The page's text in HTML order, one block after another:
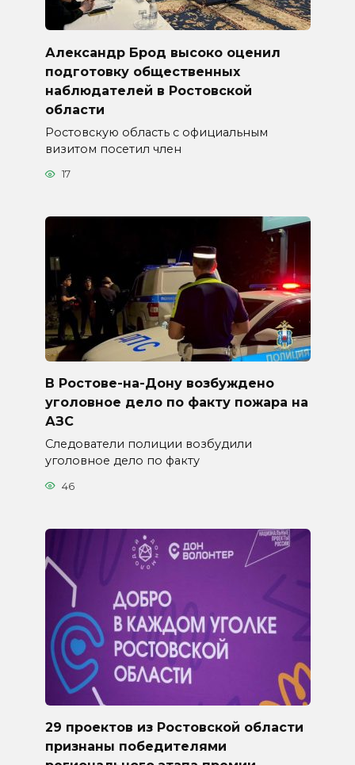
Александр Брод высоко оценил
подготовку общественных
наблюдателей в Ростовской
области
Ростовскую область с официальным
визитом посетил член
17
В Ростове-на-Дону возбуждено
уголовное дело по факту пожара на
АЗС
Следователи полиции возбудили
уголовное дело по факту
46
29 проектов из Ростовской области
признаны победителями